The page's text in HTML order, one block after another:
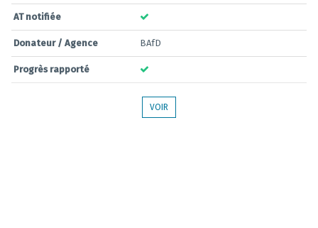
AT notifiée
Donateur / Agence BAfD
Progrès rapporté
VOIR